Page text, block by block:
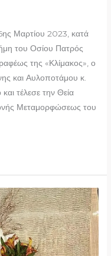
Μαρτίου 2023, κατά
του Οσίου Πατρός
της «Κλίμακος», ο
και Αυλοποτάμου κ.
τέλεσε την Θεία
Μεταμορφώσεως του